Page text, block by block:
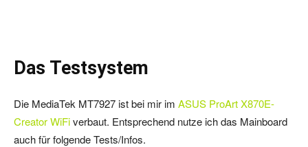
Das Testsystem
Die MediaTek MT7927 ist bei mir im ASUS ProArt X870E-
Creator WiFiverbaut. Entsprechend nutze ich das Mainboard
auch für folgende Tests/Infos.